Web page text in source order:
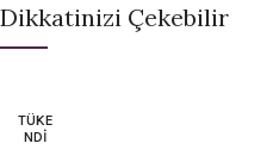
Dikkatinizi Çekebilir
TÜKE
NDI